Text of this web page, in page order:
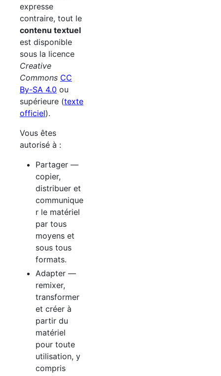
expresse
contraire, tout le
contenu textuel
est disponible
sous la licence
Creative
Commons CC
By-SA 4.0 ou
supérieure (texte
officiel).
Vous êtes
autorisé à :
Partager —
copier,
distribuer et
communique
r le matériel
par tous
moyens et
sous tous
formats.
Adapter —
remixer,
transformer
et créer à
partir du
matériel
pour toute
utilisation, y
compris